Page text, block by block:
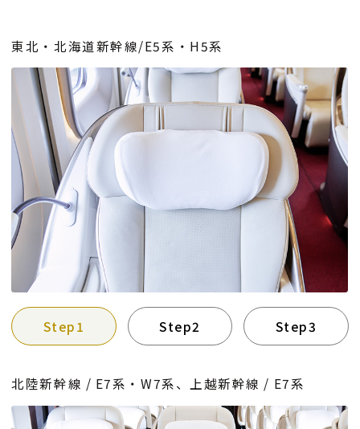
東北・北海道新幹線/E5系・H5系
Step1 Step2 Step3
北陸新幹線 / E7系・W7系、上越新幹線 / E7系